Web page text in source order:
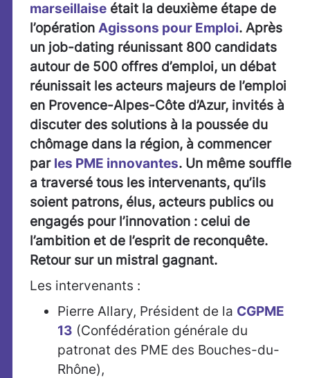
marseillaise était la deuxième étape de
l’opération Agissons pour Emploi. Après
un job-dating réunissant 800 candidats
autour de 500 offres d’emploi, un débat
réunissait les acteurs majeurs de l’emploi
en Provence-Alpes-Côte d’Azur, invités à
discuter des solutions à la poussée du
chômage dans la région, à commencer
par les PME innovantes. Un même souffle
a traversé tous les intervenants, qu’ils
soient patrons, élus, acteurs publics ou
engagés pour l’innovation : celui de
l’ambition et de l’esprit de reconquête.
Retour sur un mistral gagnant.
Les intervenants :
Pierre Allary, Président de la CGPME
13 (Confédération générale du
patronat des PME des Bouches-du-
Rhône),